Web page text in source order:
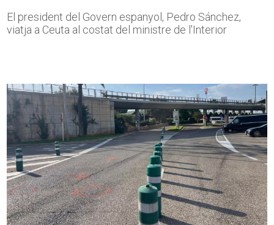
El president del Govern espanyol, Pedro Sánchez,
viatja a Ceuta al costat del ministre de l'Interior